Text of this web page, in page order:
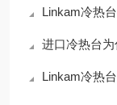
Linkam冷热
进口冷热台
Linkam冷热